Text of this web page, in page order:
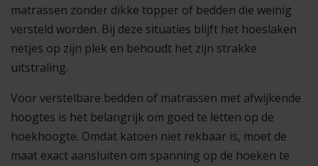
matrassen zonder dikke topper of bedden die weinig
versteld worden. Bij deze situaties blijft het hoeslaken
netjes op zijn plek en behoudt het zijn strakke
uitstraling.
Voor verstelbare bedden of matrassen met afwijkende
hoogtes is het belangrijk om goed te letten op de
hoekhoogte. Omdat katoen niet rekbaar is, moet de
maat exact aansluiten om spanning op de hoeken te